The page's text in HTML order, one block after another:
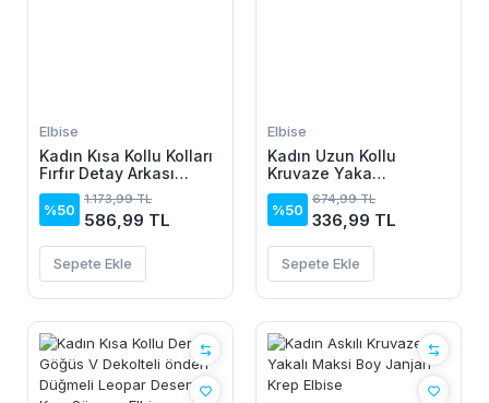
Elbise
Kadın Kısa Kollu Kolları
Fırfır Detay Arkası
Bağlamalı Leopar
Desen Kolsuz Mini
Mikro Elbise
%50
1.173,99 TL
586,99 TL
Sepete Ekle
Elbise
Kadın Uzun Kollu
Kruvaze Yaka
Yanlardan Büzgülü
Kadife Elbise
%50
674,99 TL
336,99 TL
Sepete Ekle